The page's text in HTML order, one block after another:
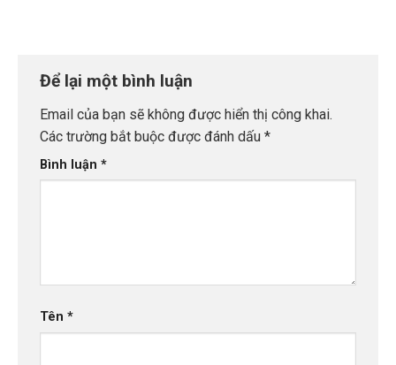
Để lại một bình luận
Email của bạn sẽ không được hiển thị công khai.
Các trường bắt buộc được đánh dấu *
Bình luận *
Tên *